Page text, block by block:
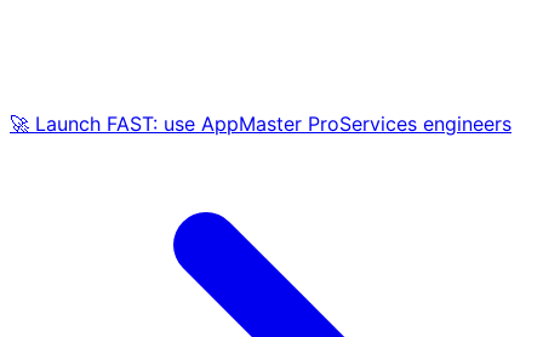
🚀 Launch FAST: use AppMaster ProServices engineers